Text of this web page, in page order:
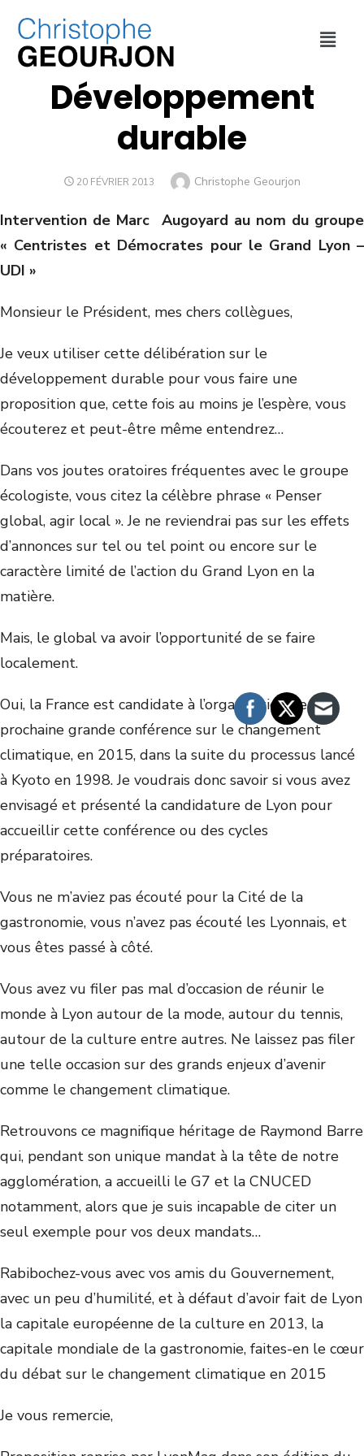
ENVIRONNEMENT MÉTROPOLE DE LYON
Développement
durable
20 FÉVRIER 2013 Christophe Geourjon
Intervention de Marc Augoyard au nom du groupe
« Centristes et Démocrates pour le Grand Lyon –
UDI »
Monsieur le Président, mes chers collègues,
Je veux utiliser cette délibération sur le
développement durable pour vous faire une
proposition que, cette fois au moins je l’espère, vous
écouterez et peut-être même entendrez…
Dans vos joutes oratoires fréquentes avec le groupe
écologiste, vous citez la célèbre phrase « Penser
global, agir local ». Je ne reviendrai pas sur les effets
d’annonces sur tel ou tel point ou encore sur le
caractère limité de l’action du Grand Lyon en la
matière.
Mais, le global va avoir l’opportunité de se faire
localement.
Oui, la France est candidate à l’organisation de la
prochaine grande conférence sur le changement
climatique, en 2015, dans la suite du processus lancé
à Kyoto en 1998. Je voudrais donc savoir si vous avez
envisagé et présenté la candidature de Lyon pour
accueillir cette conférence ou des cycles
préparatoires.
Vous ne m’aviez pas écouté pour la Cité de la
gastronomie, vous n’avez pas écouté les Lyonnais, et
vous êtes passé à côté.
Vous avez vu filer pas mal d’occasion de réunir le
monde à Lyon autour de la mode, autour du tennis,
autour de la culture entre autres. Ne laissez pas filer
une telle occasion sur des grands enjeux d’avenir
comme le changement climatique.
Retrouvons ce magnifique héritage de Raymond Barre
qui, pendant son unique mandat à la tête de notre
agglomération, a accueilli le G7 et la CNUCED
notamment, alors que je suis incapable de citer un
seul exemple pour vos deux mandats…
Rabibochez-vous avec vos amis du Gouvernement,
avec un peu d’humilité, et à défaut d’avoir fait de Lyon
la capitale européenne de la culture en 2013, la
capitale mondiale de la gastronomie, faites-en le cœur
du débat sur le changement climatique en 2015
Je vous remercie,